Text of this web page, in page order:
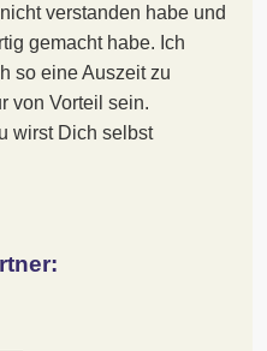
verstanden habe und
gemacht habe. Ich
so eine Auszeit zu
von Vorteil sein.
wirst Dich selbst